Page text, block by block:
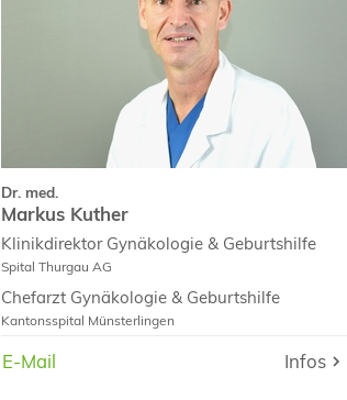
Dr. med.
Markus Kuther
Klinikdirektor Gynäkologie & Geburtshilfe
Spital Thurgau AG
Chefarzt Gynäkologie & Geburtshilfe
Kantonsspital Münsterlingen
Chefarzt Gynäkologie & Geburtshilfe
E-Mail Infos
Curriculum Vitae
E-Mail Infos